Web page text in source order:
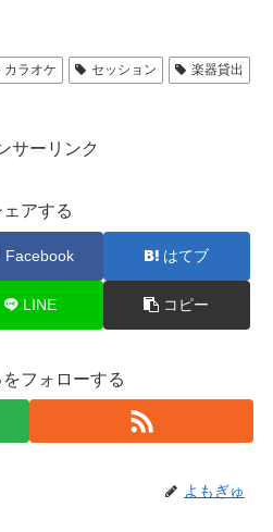
カラオケ セッション
楽器貸出
サーリンク
ェアする
Facebook はてブ
LINE コピー
フォローする
よもぎゅ